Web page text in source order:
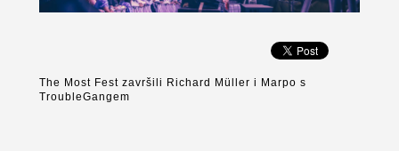
The Most Fest završili Richard Müller i Marpo s
TroubleGangem